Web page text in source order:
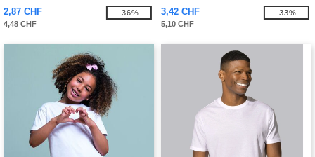
2,87 CHF
4,48 CHF
-36% 3,42 CHF
5,10 CHF
-33%